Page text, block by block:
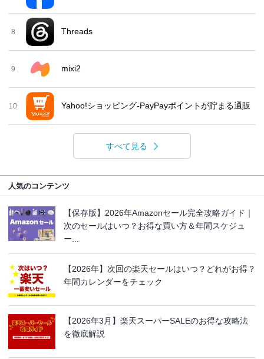
8 Threads
9 mixi2
10 Yahoo!ショッピング-PayPayポイントが貯まる通販
すべて見る
人気のコンテンツ
【保存版】2026年Amazonセール完全攻略ガイド｜
次のセールはいつ？お得な買い方＆年間スケジュ
ー...
【2026年】次回の楽天セールはいつ？どれがお得？
年間カレンダーをチェック
【2026年3月】楽天スーパーSALEのお得な攻略法
を徹底解説